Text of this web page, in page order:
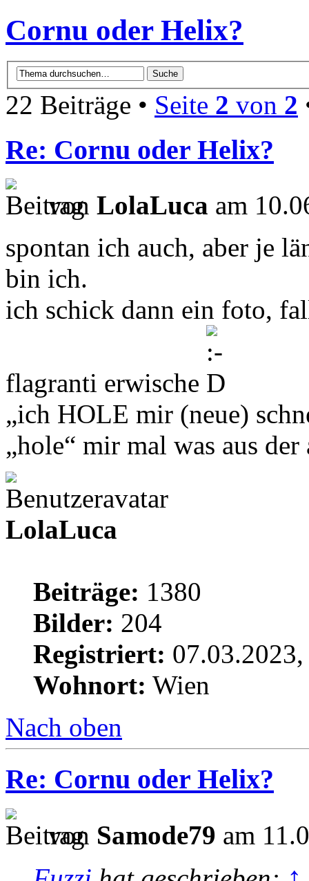
Cornu oder Helix?
22 Beiträge • Seite 2 von 2
Re: Cornu oder Helix?
von LolaLuca am
spontan ich auch, aber je
bin ich.
ich schick dann ein foto,
flagranti erwische
„ich HOLE mir (neue)
„hole“ mir mal was aus
LolaLuca
Beiträge: 1380
Bilder: 204
Registriert:
Wohnort: Wien
Nach oben
Re: Cornu oder Helix?
von Samode79 am